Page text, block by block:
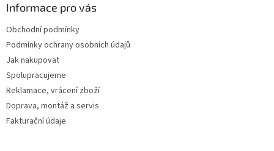
Informace pro vás
Obchodní podmínky
Podmínky ochrany osobních údajů
Jak nakupovat
Spolupracujeme
Reklamace, vrácení zboží
Doprava, montáž a servis
Fakturační údaje